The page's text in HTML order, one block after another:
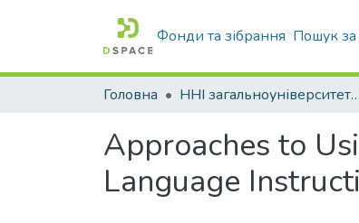
Фонди та зібрання Пошук за
Головна ННІ загальноуніверситетської підготовки
Approaches to
Language